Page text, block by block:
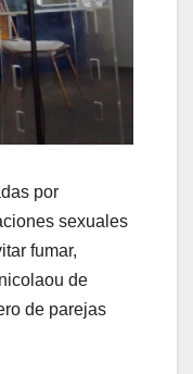
por
sexuales
fumar,
de
de parejas